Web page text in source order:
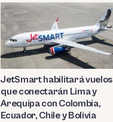
JetSmart habilitará vuelos
que conectarán Lima y
Arequipa con Colombia,
Ecuador, Chile y Bolivia